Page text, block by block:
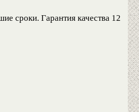
сроки. Гарантия качества 12